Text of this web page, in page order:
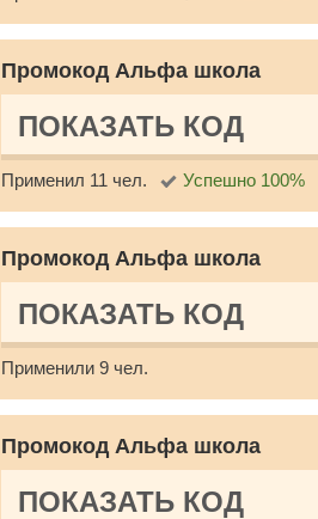
Промокод Альфа школа
ПОКАЗАТЬ КОД
Применил 11 чел. Успешно 100%
Промокод Альфа школа
ПОКАЗАТЬ КОД
Применили 9 чел.
Промокод Альфа школа
ПОКАЗАТЬ КОД